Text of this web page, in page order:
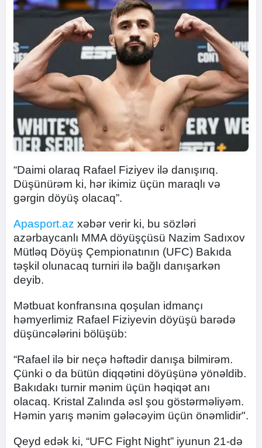
“Daimi olaraq Rafael Fiziyev ilə danışırıq.
Düşünürəm ki, hər ikimiz üçün maraqlı və
gərgin döyüş olacaq”.
Apasport.az xəbər verir ki, bu sözləri
azərbaycanlı MMA döyüşçüsü Nazim Sadıxov
Mütləq Döyüş Çempionatının (UFC) Bakıda
təşkil olunacaq turniri ilə bağlı danışarkən
deyib.
Mətbuat konfransına qoşulan idmançı
həmyerlimiz Rafael Fiziyevin döyüşü barədə
düşüncələrini bölüşüb:
“Rafael ilə bir neçə həftədir danışa bilmirəm.
Çünki o da bütün diqqətini döyüşünə yönəldib.
Bakıdakı turnir mənim üçün həqiqət anı
olacaq. Kristal Zalında əsl şou göstərməliyəm.
Həmin yarış mənim gələcəyim üçün önəmlidir".
Qeyd edək ki, “UFC Fight Night” iyunun 21-də